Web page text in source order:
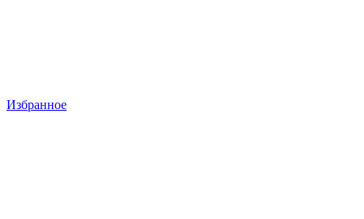
Избранное